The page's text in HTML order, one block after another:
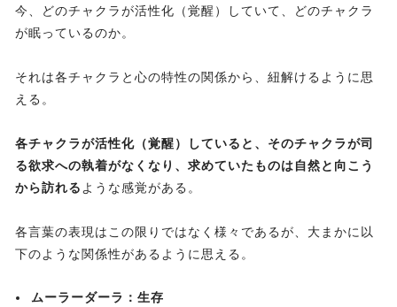
今、どのチャクラが活性化（覚醒）していて、どのチャクラ
が眠っているのか。
それは各チャクラと心の特性の関係から、紐解けるように思
える。
各チャクラが活性化（覚醒）
していると、そのチャクラが司
る欲求への執着がなくなり、求めていたものは自然と向こう
から訪れる ような感覚がある。
各言葉の表現はこの限りではなく様々であるが、大まかに以
下のような関係性があるように思える。
ムーラーダーラ：生存